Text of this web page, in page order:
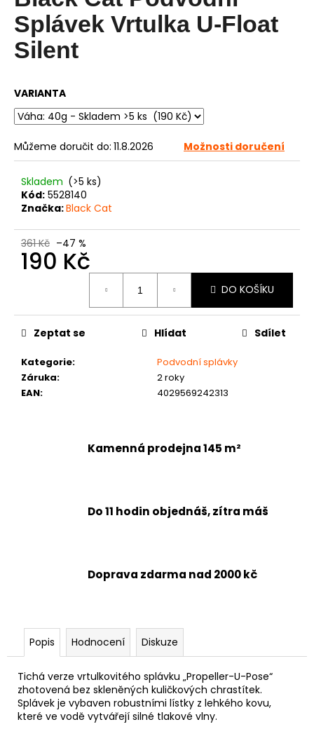
0,0
z
5
hvězdiček.
Splávek Vrtulka U-Float
Silent
VARIANTA
Můžeme doručit do: 11.8.2026 Možnosti doručení
Skladem (>5 ks)
Kód: 5528140
Značka:Black Cat
361 Kč –47 %
190 Kč
DO KOŠÍKU
Kategorie:
Podvodní splávky
Záruka:
2 roky
EAN: 4029569242313
Zeptat se Hlídat Sdílet
Kamenná prodejna 145 m²
Do 11 hodin objednáš, zítra máš
Doprava zdarma nad 2000 kč
Popis Hodnocení Diskuze
Tichá verze vrtulkovitého splávku „Propeller-U-Pose“
zhotovená bez skleněných kuličkových chrastítek.
Splávek je vybaven robustními lístky z lehkého kovu,
které ve vodě vytvářejí silné tlakové vlny.
a
j
í
?
HLEDAT
o
p
č
u
m